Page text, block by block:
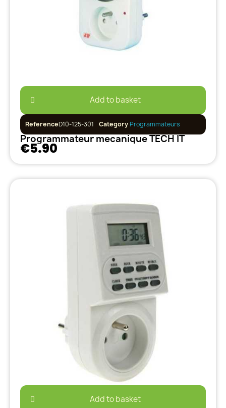
Add to basket
ReferenceD10-125-301 CategoryProgrammateurs
Programmateur mecanique TECH IT
€5.90
Add to basket